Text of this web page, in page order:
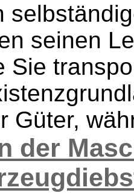
seinen
Sie
Güter,
der